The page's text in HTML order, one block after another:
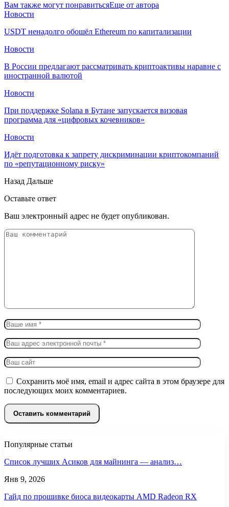
Вам также могут понравитьсяЕще от автора
Новости
USDT ненадолго обошёл Ethereum по капитализации
Новости
В России предлагают рассматривать криптоактивы наравне с
иностранной валютой
Новости
При поддержке Solana в Бутане запускается визовая
программа для «цифровых кочевников»
Новости
Идёт подготовка к запрету дискриминации криптокомпаний
по «репутационному риску»
Назад Дальше
Оставьте ответ
Ваш электронный адрес не будет опубликован.
Сохранить моё имя, email и адрес сайта в этом браузере для
последующих моих комментариев.
Популярные статьи
Список лучших Асиков для майнинга — анализ…
Янв 9, 2026
Гайд по прошивке биоса видеокарты AMD Radeon RX